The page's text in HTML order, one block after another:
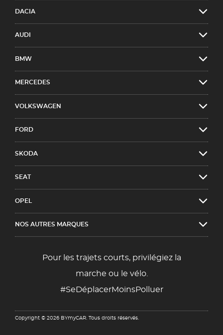
DACIA
AUDI
BMW
MERCEDES
VOLKSWAGEN
FORD
SKODA
SEAT
OPEL
NOS AUTRES MARQUES
Pour les trajets courts, privilégiez la
marche ou le vélo.
#SeDéplacerMoinsPolluer
Copyright © 2026 BYmyCAR. Tous droits réservés.